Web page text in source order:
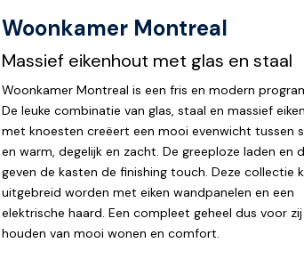
Woonkamer Montreal
Massief eikenhout met glas en staal
Woonkamer Montreal is een fris en modern
De leuke combinatie van glas, staal en massief
met knoesten creëert een mooi evenwicht tussen
en warm, degelijk en zacht. De greeploze laden en
geven de kasten de finishing touch. Deze collectie
uitgebreid worden met eiken wandpanelen en een
elektrische haard. Een compleet geheel dus voor
houden van mooi wonen en comfort.